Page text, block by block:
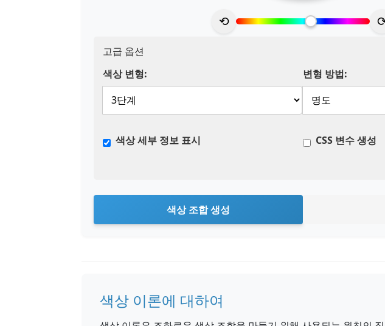
⟲
고급 옵션
색상 변형:
변형 방법:
색상 세부 정보 표시 CSS 변수 생성
색상 조합 생성
색상 이론에 대하여